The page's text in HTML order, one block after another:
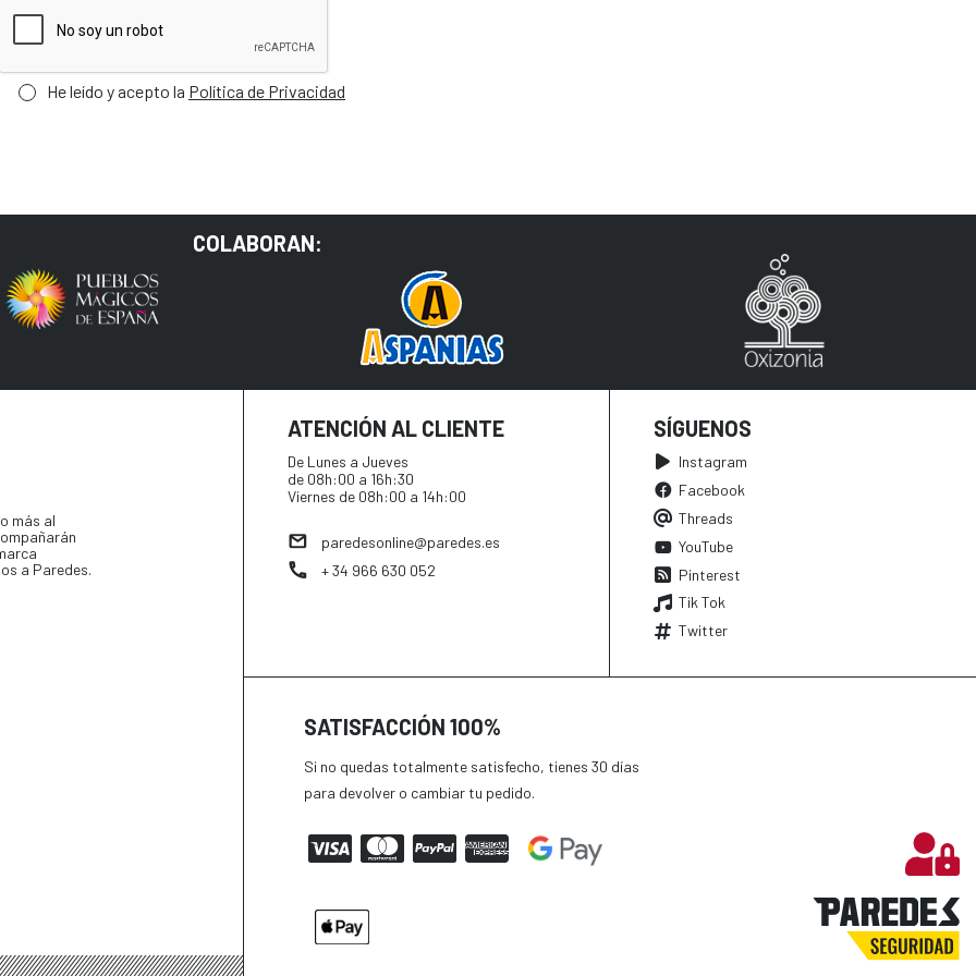
He leído y acepto la Política de Privacidad
COLABORAN:
más al
a Paredes.
ATENCIÓN AL CLIENTE
De Lunes a Jueves
de 08h:00 a 16h:30
Viernes de 08h:00 a 14h:00
paredesonline@paredes.es
+ 34 966 630 052
SÍGUENOS
Instagram
Facebook
Threads
YouTube
Pinterest
Tik Tok
Twitter
SATISFACCIÓN 100%
Si no quedas totalmente satisfecho, tienes 30 días
para devolver o cambiar tu pedido.